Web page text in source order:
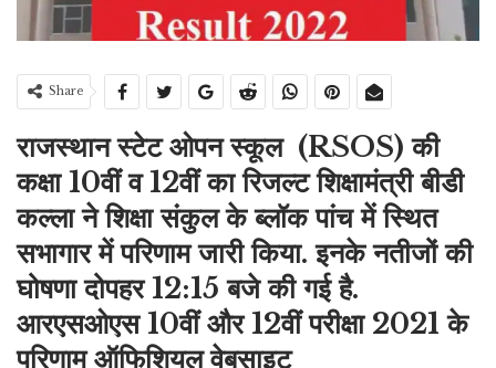
Share
राजस्थान स्टेट ओपन स्कूल (RSOS) की
कक्षा 10वीं व 12वीं का रिजल्टशिक्षामंत्री बीडी
कल्ला ने शिक्षा संकुल के ब्लॉक पांच में स्थित
सभागार में परिणाम जारी किया.इनके नतीजों की
घोषणा दोपहर 12:15 बजे की गई है.
आरएसओएस 10वीं और 12वीं परीक्षा 2021 के
परिणाम ऑफिशियल वेबसाइट